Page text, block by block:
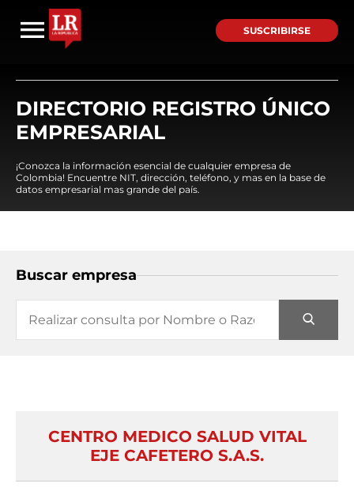
SUSCRIBIRSE
DIRECTORIO REGISTRO ÚNICO
EMPRESARIAL
¡Conozca la información esencial de cualquier empresa de
Colombia! Encuentre NIT, dirección, teléfono, y mas en la base de
datos empresarial mas grande del país.
Buscar empresa
CENTRO MEDICO SALUD VITAL
EJE CAFETERO S.A.S.